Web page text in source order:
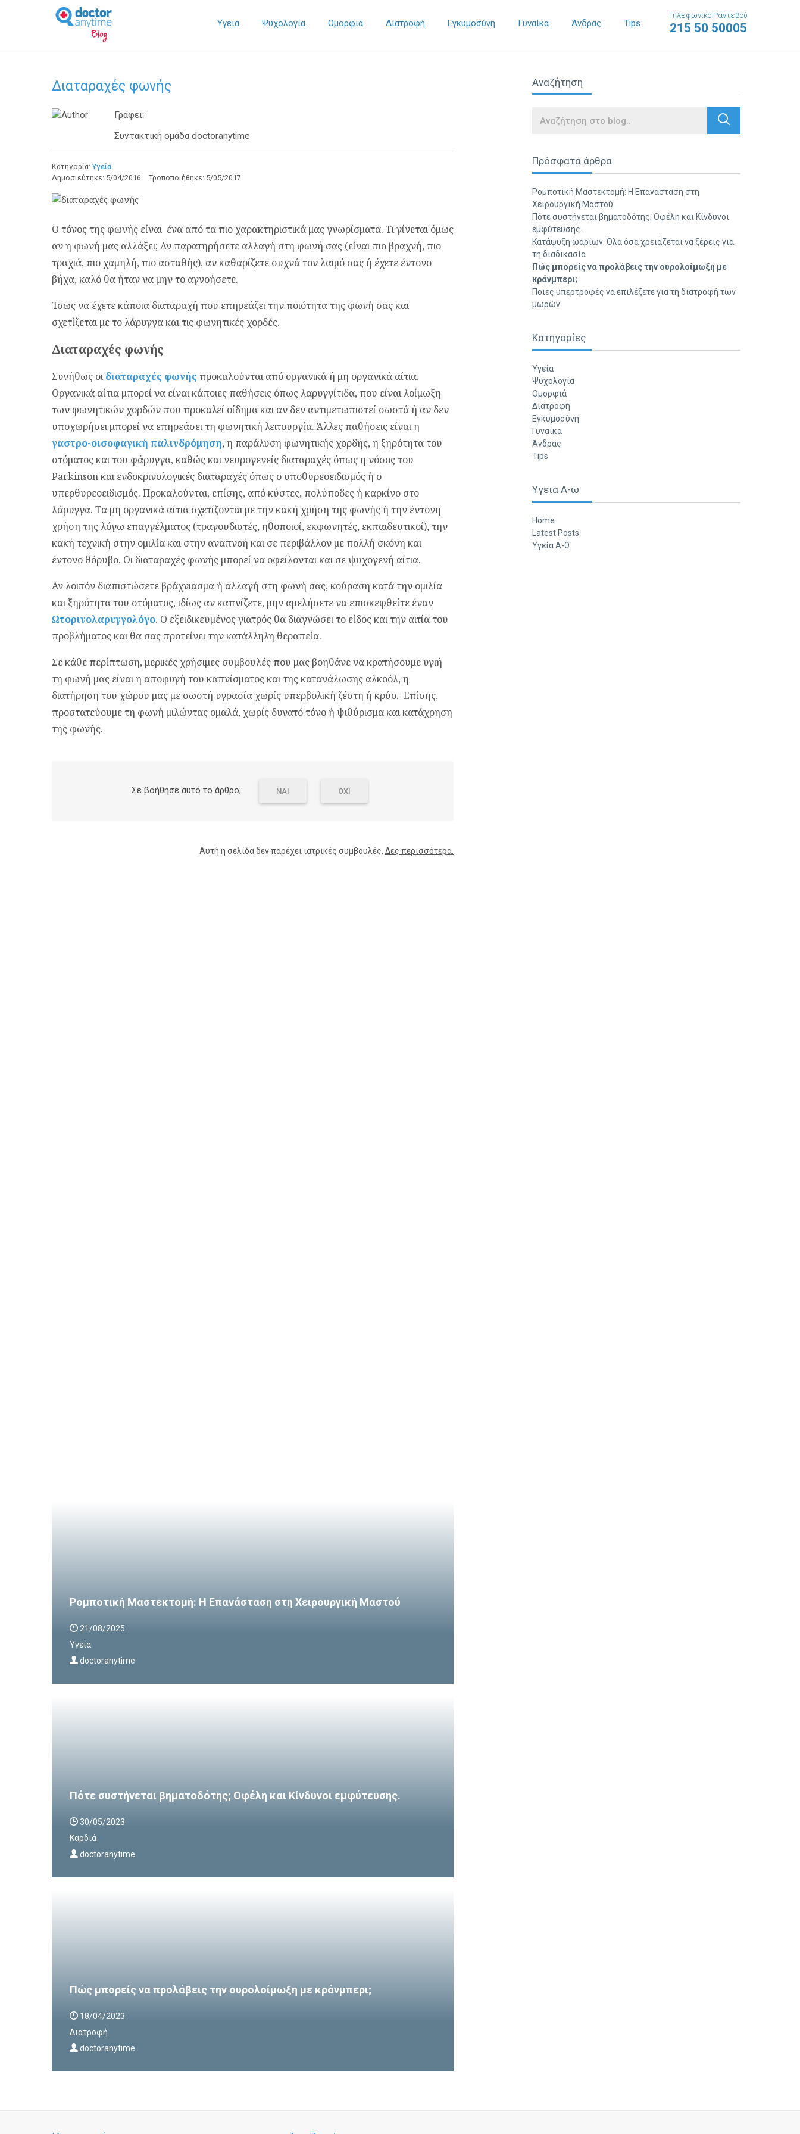
Υγεία Ψυχολογία Ομορφιά Διατροφή Εγκυμοσύνη Γυναίκα Άνδρας Tips
Τηλεφωνικό Ραντεβού
215 50 50005
Διαταραχές φωνής
Γράφει:
Συντακτική ομάδα doctoranytime
Κατηγορία: Υγεία
Δημοσιεύτηκε: 5/04/2016 Τροποποιήθηκε: 5/05/2017
Ο τόνος της φωνής είναι ένα από τα πιο χαρακτηριστικά μας γνωρίσματα. Τι γίνεται όμως
αν η φωνή μας αλλάξει; Αν παρατηρήσετε αλλαγή στη φωνή σας (είναι πιο βραχνή, πιο
τραχιά, πιο χαμηλή, πιο ασταθής), αν καθαρίζετε συχνά τον λαιμό σας ή έχετε έντονο
βήχα, καλό θα ήταν να μην το αγνοήσετε.
Ίσως να έχετε κάποια διαταραχή που επηρεάζει την ποιότητα της φωνή σας και
σχετίζεται με το λάρυγγα και τις φωνητικές χορδές.
Διαταραχές φωνής
Συνήθως οιδιαταραχές φωνής προκαλούνται από οργανικά ή μη οργανικά αίτια.
Οργανικά αίτια μπορεί να είναι κάποιες παθήσεις όπως λαρυγγίτιδα, που είναι λοίμωξη
των φωνητικών χορδών που προκαλεί οίδημα και αν δεν αντιμετωπιστεί σωστά ή αν δεν
υποχωρήσει μπορεί να επηρεάσει τη φωνητική λειτουργία. Άλλες παθήσεις είναι η
γαστρο-οισοφαγική παλινδρόμηση, η παράλυση φωνητικής χορδής, η ξηρότητα του
στόματος και του φάρυγγα, καθώς και νευρογενείς διαταραχές όπως η νόσος του
Parkinson και ενδοκρινολογικές διαταραχές όπως ο υποθυρεοειδισμός ή ο
υπερθυρεοειδισμός. Προκαλούνται, επίσης, από κύστες, πολύποδες ή καρκίνο στο
λάρυγγα. Τα μη οργανικά αίτια σχετίζονται με την κακή χρήση της φωνής ή την έντονη
χρήση της λόγω επαγγέλματος (τραγουδιστές, ηθοποιοί, εκφωνητές, εκπαιδευτικοί), την
κακή τεχνική στην ομιλία και στην αναπνοή και σε περιβάλλον με πολλή σκόνη και
έντονο θόρυβο. Οι διαταραχές φωνής μπορεί να οφείλονται και σε ψυχογενή αίτια.
Αν λοιπόν διαπιστώσετε βράχνιασμα ή αλλαγή στη φωνή σας, κούραση κατά την ομιλία
και ξηρότητα του στόματος, ιδίως αν καπνίζετε, μην αμελήσετε να επισκεφθείτε έναν
Ωτορινολαρυγγολόγο. Ο εξειδικευμένος γιατρός θα διαγνώσει το είδος και την αιτία του
προβλήματος και θα σας προτείνει την κατάλληλη θεραπεία.
Σε κάθε περίπτωση, μερικές χρήσιμες συμβουλές που μας βοηθάνε να κρατήσουμε υγιή
τη φωνή μας είναι η αποφυγή του καπνίσματος και της κατανάλωσης αλκοόλ, η
διατήρηση του χώρου μας με σωστή υγρασία χωρίς υπερβολική ζέστη ή κρύο. Επίσης,
προστατεύουμε τη φωνή μιλώντας ομαλά, χωρίς δυνατό τόνο ή ψιθύρισμα και κατάχρηση
της φωνής.
Σε βοήθησε αυτό το άρθρο; ΝΑΙ ΟΧΙ
Αυτή η σελίδα δεν παρέχει ιατρικές συμβουλές. Δες περισσότερα.
Ρομποτική Μαστεκτομή: Η Επανάσταση στη Χειρουργική Μαστού
21/08/2025
Υγεία
doctoranytime
Πότε συστήνεται βηματοδότης; Οφέλη και Κίνδυνοι εμφύτευσης.
30/05/2023
Καρδιά
doctoranytime
Πώς μπορείς να προλάβεις την ουρολοίμωξη με κράνμπερι;
18/04/2023
Διατροφή
doctoranytime
Αναζήτηση
Search
Πρόσφατα άρθρα
Ρομποτική Μαστεκτομή: Η Επανάσταση στη
Χειρουργική Μαστού
Πότε συστήνεται βηματοδότης; Οφέλη και Κίνδυνοι
εμφύτευσης.
Κατάψυξη ωαρίων: Όλα όσα χρειάζεται να ξέρεις για
τη διαδικασία
Πώς μπορείς να προλάβεις την ουρολοίμωξη με
κράνμπερι;
Ποιες υπερτροφές να επιλέξετε για τη διατροφή των
μωρών
Κατηγορίες
Υγεία
Ψυχολογία
Ομορφιά
Διατροφή
Εγκυμοσύνη
Γυναίκα
Άνδρας
Tips
Υγεια Α-ω
Home
Latest Posts
Υγεία Α-Ω